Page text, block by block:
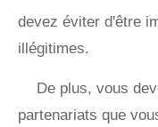
devez éviter d'être
illégitimes.
De plus, vous
partenariats que